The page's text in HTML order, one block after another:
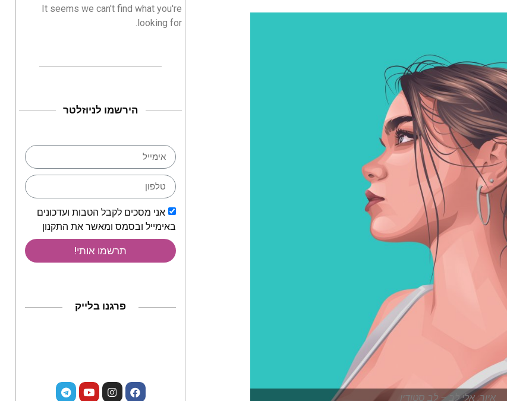
איור: אלי לב – לב סטודיו
It seems we can't find what you're
looking for.
הירשמו לניוזלטר
אני מסכים לקבל הטבות ועדכונים
באימייל ובסמס ומאשר את התקנון
תרשמו אותי!
פרגנו בלייק